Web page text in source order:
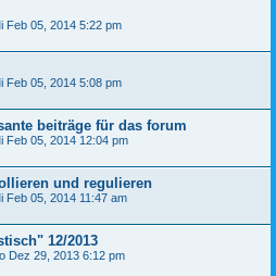
Feb 05, 2014 5:22 pm
Feb 05, 2014 5:08 pm
beiträge für das forum
Feb 05, 2014 12:04 pm
und regulieren
Feb 05, 2014 11:47 am
12/2013
Dez 29, 2013 6:12 pm